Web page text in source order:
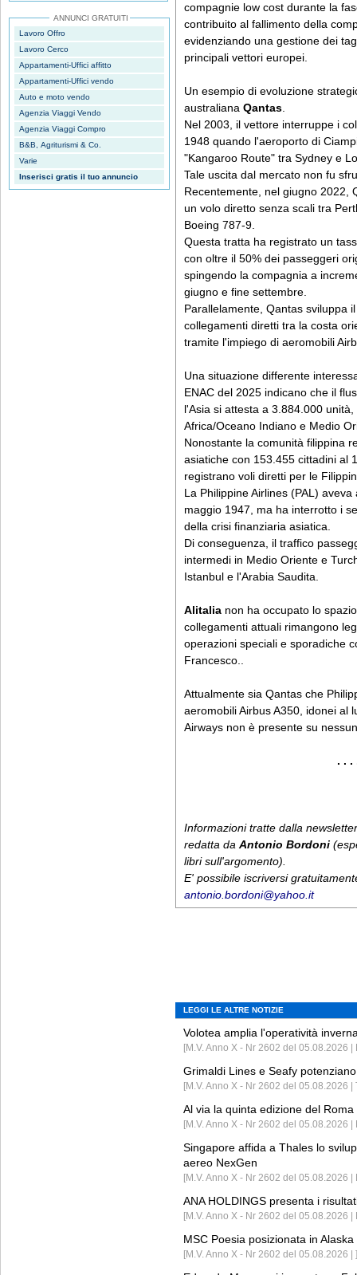
ANNUNCI GRATUITI
Lavoro Offro
Lavoro Cerco
Appartamenti-Uffici affitto
Appartamenti-Uffici vendo
Auto e moto vendo
Agenzia Viaggi Vendo
Agenzia Viaggi Compro
B&B, Agriturismi & Co.
Varie
Inserisci gratis il tuo annuncio
compagnie low cost durante la
contribuito al fallimento della
evidenziando una gestione dei
principali vettori europei.
Un esempio di evoluzione
australiana Qantas
Nel 2003, il vettore interruppe i
1948 quando l'aeroporto di
"Kangaroo Route" tra Sydney e
Tale uscita dal mercato non fu
Recentemente, nel giugno 2022,
un volo diretto senza scali tra
Boeing 787-9.
Questa tratta ha registrato un
con oltre il 50% dei passeggeri
spingendo la compagnia a
giugno e fine settembre.
Parallelamente, Qantas sviluppa
collegamenti diretti tra la costa
tramite l'impiego di aeromobili
Una situazione differente
ENAC del 2025 indicano che il
l'Asia si attesta a 3.884.000
Africa/Oceano Indiano e Medio
Nonostante la comunità filippina
asiatiche con 153.455 cittadini al
registrano voli diretti per le
La Philippine Airlines (PAL)
maggio 1947, ma ha interrotto i
della crisi finanziaria asiatica.
Di conseguenza, il traffico
intermedi in Medio Oriente e
Istanbul e l'Arabia Saudita.
Alitalia non ha occupato lo
collegamenti attuali rimangono
operazioni speciali e sporadiche
Francesco..
Attualmente sia Qantas che
aeromobili Airbus A350, idonei al
Airways non è presente su
. . .
Informazioni tratte dalla
redatta da Antonio Bordoni
libri sull'argomento).
E' possibile iscriversi
antonio.bordoni@yahoo.it
LEGGI LE ALTRE NOTIZIE
Volotea amplia l'operatività
[M.V. Anno X - Nr 2602 del 05.08.2026 |
Grimaldi Lines e Seafy
[M.V. Anno X - Nr 2602 del 05.08.2026 |
Al via la quinta edizione del
[M.V. Anno X - Nr 2602 del 05.08.2026 |
Singapore affida a Thales lo
aereo NexGen
[M.V. Anno X - Nr 2602 del 05.08.2026
ANA HOLDINGS presenta i
[M.V. Anno X - Nr 2602 del 05.08.2026
MSC Poesia posizionata in
[M.V. Anno X - Nr 2602 del 05.08.2026 | ]